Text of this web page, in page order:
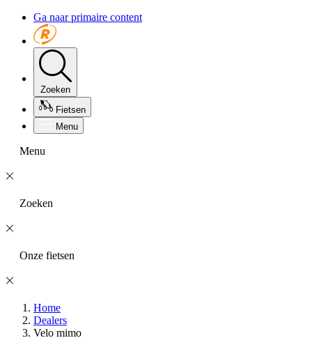
Ga naar primaire content
Zoeken
Fietsen
Menu
Menu
Zoeken
Onze fietsen
Home
Dealers
Velo mimo